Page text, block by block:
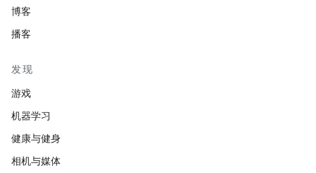
博客
播客
发现
游戏
机器学习
健康与健身
相机与媒体